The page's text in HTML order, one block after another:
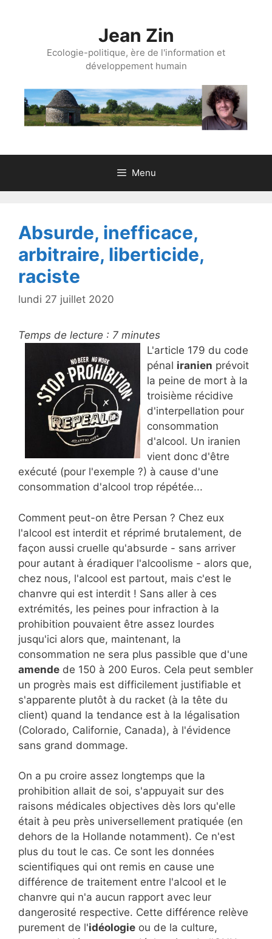
Jean Zin
Ecologie-politique, ère de l'information et
développement humain
Menu
Absurde, inefficace,
arbitraire, liberticide,
raciste
lundi 27 juillet 2020
Temps de lecture : 7 minutes
L'article 179 du code
pénal iranien prévoit
la peine de mort à la
troisième récidive
d'interpellation pour
consommation
d'alcool. Un iranien
vient donc d'être
exécuté (pour l'exemple ?) à cause d'une
consommation d'alcool trop répétée...
Comment peut-on être Persan ? Chez eux
l'alcool est interdit et réprimé brutalement, de
façon aussi cruelle qu'absurde - sans arriver
pour autant à éradiquer l'alcoolisme - alors que,
chez nous, l'alcool est partout, mais c'est le
chanvre qui est interdit ! Sans aller à ces
extrémités, les peines pour infraction à la
prohibition pouvaient être assez lourdes
jusqu'ici alors que, maintenant, la
consommation ne sera plus passible que d'une
amende de 150 à 200 Euros. Cela peut sembler
un progrès mais est difficilement justifiable et
s'apparente plutôt à du racket (à la tête du
client) quand la tendance est à la légalisation
(Colorado, Californie, Canada), à l'évidence
sans grand dommage.
On a pu croire assez longtemps que la
prohibition allait de soi, s'appuyait sur des
raisons médicales objectives dès lors qu'elle
était à peu près universellement pratiquée (en
dehors de la Hollande notamment). Ce n'est
plus du tout le cas. Ce sont les données
scientifiques qui ont remis en cause une
différence de traitement entre l'alcool et le
chanvre qui n'a aucun rapport avec leur
dangerosité respective. Cette différence relève
purement de l'idéologie ou de la culture,